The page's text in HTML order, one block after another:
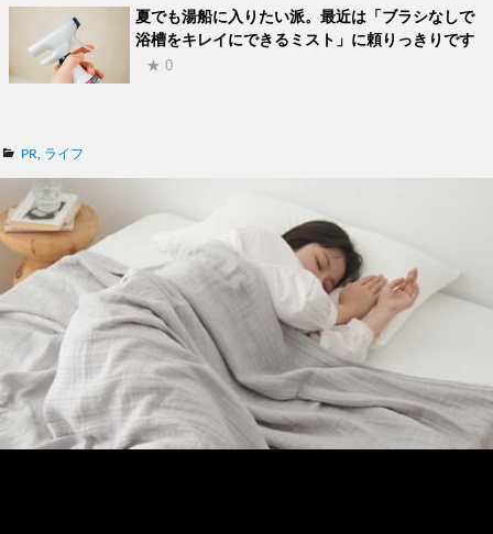
夏でも湯船に入りたい派。最近は「ブラシなしで
浴槽をキレイにできるミスト」に頼りっきりです
★ 0
カ
ゴ
リ
ー
PR, ライフ